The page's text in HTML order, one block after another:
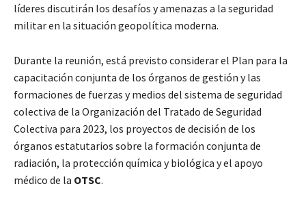
líderes discutirán los desafíos y amenazas a la seguridad
militar en la situación geopolítica moderna.
Durante la reunión, está previsto considerar el Plan para la
capacitación conjunta de los órganos de gestión y las
formaciones de fuerzas y medios del sistema de seguridad
colectiva de la Organización del Tratado de Seguridad
Colectiva para 2023, los proyectos de decisión de los
órganos estatutarios sobre la formación conjunta de
radiación, la protección química y biológica y el apoyo
médico de la OTSC.